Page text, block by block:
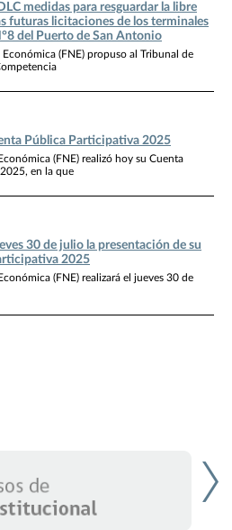
medidas para resguardar la libre
futuras licitaciones de los terminales
del Puerto de San Antonio
(FNE) propuso al Tribunal de
Pública Participativa 2025
(FNE) realizó hoy su Cuenta
en la que
30 de julio la presentación de su
2025
(FNE) realizará el jueves 30 de